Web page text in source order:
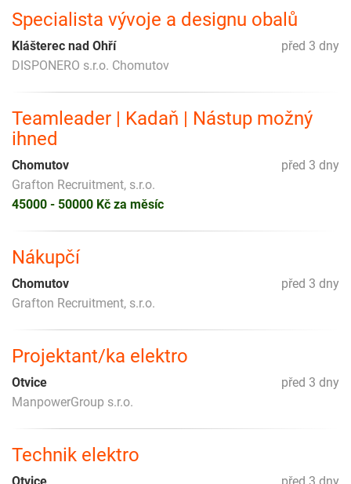
Specialista vývoje a designu obalů
před 3 dny
Klášterec nad Ohří
DISPONERO s.r.o. Chomutov
Teamleader | Kadaň | Nástup možný
ihned
před 3 dny
Chomutov
Grafton Recruitment, s.r.o.
45000 - 50000 Kč za měsíc
Nákupčí
před 3 dny
Chomutov
Grafton Recruitment, s.r.o.
Projektant/ka elektro
před 3 dny
Otvice
ManpowerGroup s.r.o.
Technik elektro
před 3 dny
Otvice